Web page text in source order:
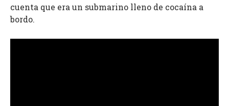
cuenta que era un submarino lleno de cocaína a
bordo.